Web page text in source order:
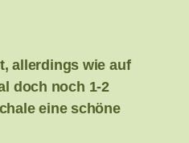
allerdings wie auf
doch noch 1-2
eine schöne